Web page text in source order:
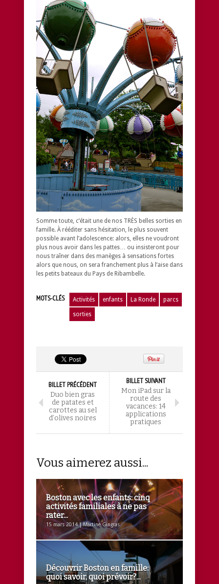
Somme toute, c’était une de nos TRÈS belles sorties en
famille. À rééditer sans hésitation, le plus souvent
possible avant l’adolescence: alors, elles ne voudront
plus nous avoir dans les pattes… ou insisteront pour
nous traîner dans des manèges à sensations fortes
alors que nous, on sera franchement plus à l’aise dans
les petits bateaux du Pays de Ribambelle.
MOTS-CLÉS Activités enfants La Ronde parcs
sorties
BILLET PRÉCÉDENT
Duo bien gras
de patates et
carottes au sel
d’olives noires
BILLET SUIVANT
Mon iPad sur la
route des
vacances: 14
applications
pratiques
Vous aimerez aussi...
Boston avec les enfants: cinq
activités familiales à ne pas
rater...
15 mars 2014 | Martine Gingras
Découvrir Boston en famille:
quoi savoir, quoi prévoir?...